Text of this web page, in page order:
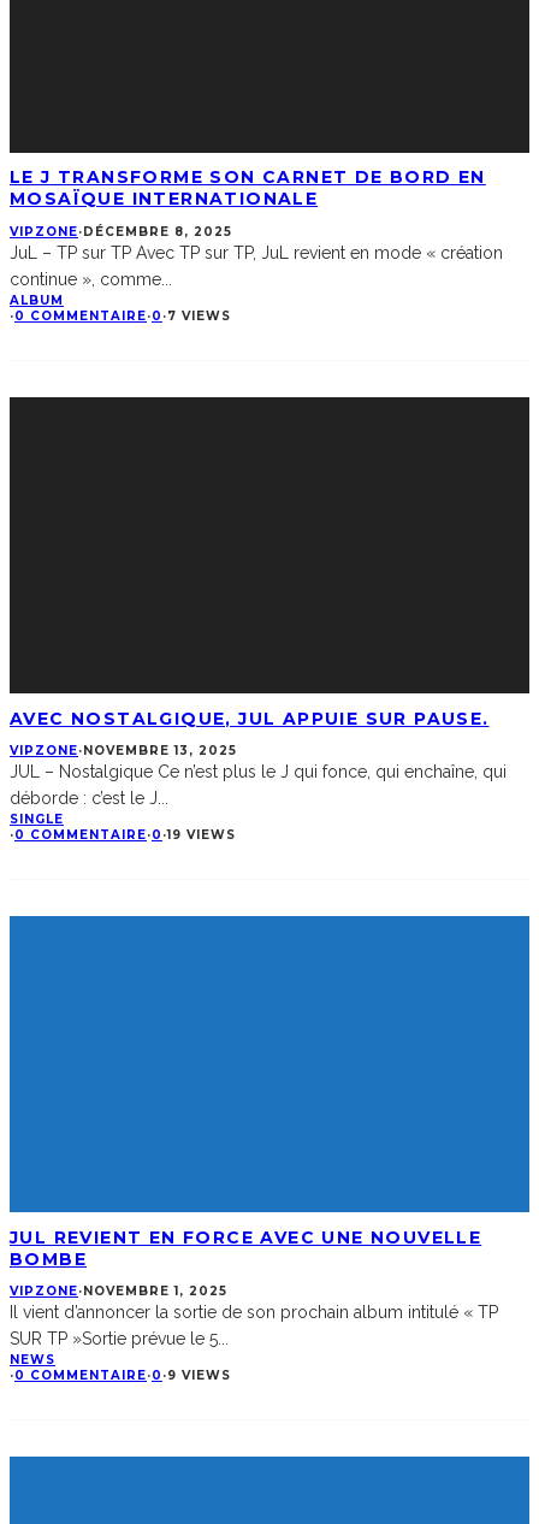
LE J TRANSFORME SON CARNET DE BORD EN
MOSAÏQUE INTERNATIONALE
VIPZONE·DÉCEMBRE 8, 2025
JuL – TP sur TP Avec TP sur TP, JuL revient en mode « création
continue », comme
ALBUM
·0 COMMENTAIRE·0 ·7 VIEWS
AVEC NOSTALGIQUE, JUL APPUIE SUR PAUSE.
VIPZONE· NOVEMBRE 13, 2025
JUL – Nostalgique Ce n’est plus le J qui fonce, qui enchaîne, qui
déborde : c’est le J
SINGLE
·0 COMMENTAIRE·0 ·19 VIEWS
JUL REVIENT EN FORCE AVEC UNE NOUVELLE
BOMBE
VIPZONE· NOVEMBRE 1, 2025
Il vient d’annoncer la sortie de son prochain album intitulé « TP
SUR TP »Sortie prévue le 5...
NEWS
·0 COMMENTAIRE·0 ·9 VIEWS